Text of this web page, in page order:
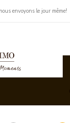
envoyons le jour même!